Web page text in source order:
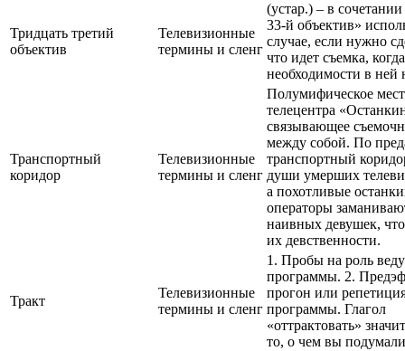
Тридцать третий
объектив
Телевизионные
термины и сленг
(устар.) – в
33-й объектив»
случае, если нужно
что идет съемка,
необходимости в ней
Транспортный
коридор
Телевизионные
термины и сленг
Полумифическое
телецентра
связывающее
между собой. По
транспортный
души умерших
а похотливые
операторы
наивных девушек,
их девственности.
Тракт
Телевизионные
термины и сленг
1. Пробы на роль
программы. 2.
прогон или
программы. Глагол
«оттрактовать»
то, о чем вы